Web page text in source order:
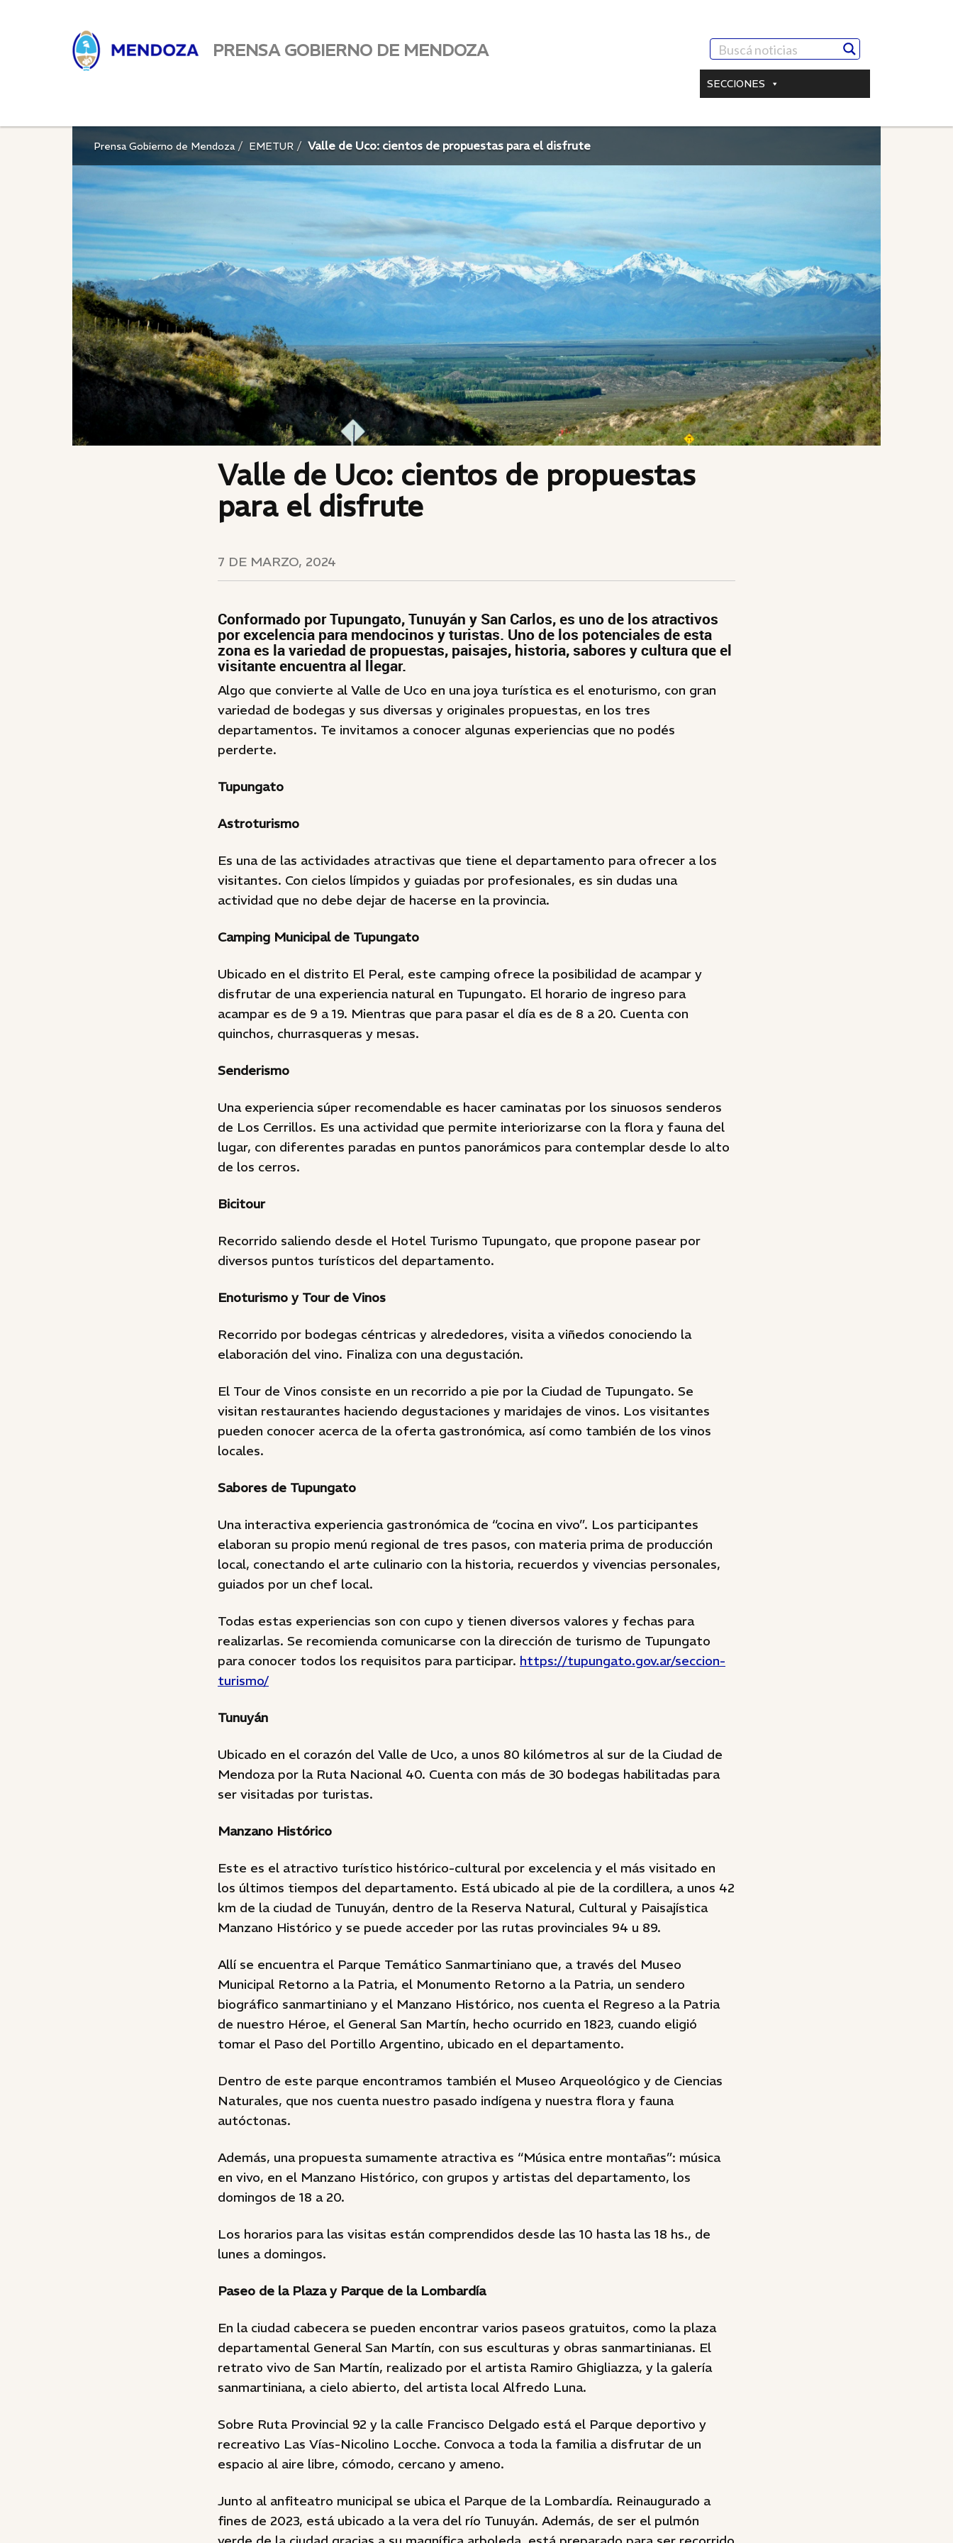
PRENSA GOBIERNO DE MENDOZA
SECCIONES
Prensa Gobierno de Mendoza EMETUR Valle de Uco: cientos de propuestas para el disfrute
Valle de Uco: cientos de propuestas
para el disfrute
7 DE MARZO, 2024
Conformado por Tupungato, Tunuyán y San Carlos, es uno de los atractivos
por excelencia para mendocinos y turistas. Uno de los potenciales de esta
zona es la variedad de propuestas, paisajes, historia, sabores y cultura que el
visitante encuentra al llegar.
Algo que convierte al Valle de Uco en una joya turística es el enoturismo, con gran
variedad de bodegas y sus diversas y originales propuestas, en los tres
departamentos. Te invitamos a conocer algunas experiencias que no podés
perderte.
Tupungato
Astroturismo
Es una de las actividades atractivas que tiene el departamento para ofrecer a los
visitantes. Con cielos límpidos y guiadas por profesionales, es sin dudas una
actividad que no debe dejar de hacerse en la provincia.
Camping Municipal de Tupungato
Ubicado en el distrito El Peral, este camping ofrece la posibilidad de acampar y
disfrutar de una experiencia natural en Tupungato. El horario de ingreso para
acampar es de 9 a 19. Mientras que para pasar el día es de 8 a 20. Cuenta con
quinchos, churrasqueras y mesas.
Senderismo
Una experiencia súper recomendable es hacer caminatas por los sinuosos senderos
de Los Cerrillos. Es una actividad que permite interiorizarse con la flora y fauna del
lugar, con diferentes paradas en puntos panorámicos para contemplar desde lo alto
de los cerros.
Bicitour
Recorrido saliendo desde el Hotel Turismo Tupungato, que propone pasear por
diversos puntos turísticos del departamento.
Enoturismo y Tour de Vinos
Recorrido por bodegas céntricas y alrededores, visita a viñedos conociendo la
elaboración del vino. Finaliza con una degustación.
El Tour de Vinos consiste en un recorrido a pie por la Ciudad de Tupungato. Se
visitan restaurantes haciendo degustaciones y maridajes de vinos. Los visitantes
pueden conocer acerca de la oferta gastronómica, así como también de los vinos
locales.
Sabores de Tupungato
Una interactiva experiencia gastronómica de “cocina en vivo”. Los participantes
elaboran su propio menú regional de tres pasos, con materia prima de producción
local, conectando el arte culinario con la historia, recuerdos y vivencias personales,
guiados por un chef local.
Todas estas experiencias son con cupo y tienen diversos valores y fechas para
realizarlas. Se recomienda comunicarse con la dirección de turismo de Tupungato
para conocer todos los requisitos para participar. https://tupungato.gov.ar/seccion-
turismo/
Tunuyán
Ubicado en el corazón del Valle de Uco, a unos 80 kilómetros al sur de la Ciudad de
Mendoza por la Ruta Nacional 40. Cuenta con más de 30 bodegas habilitadas para
ser visitadas por turistas.
Manzano Histórico
Este es el atractivo turístico histórico-cultural por excelencia y el más visitado en
los últimos tiempos del departamento. Está ubicado al pie de la cordillera, a unos 42
km de la ciudad de Tunuyán, dentro de la Reserva Natural, Cultural y Paisajística
Manzano Histórico y se puede acceder por las rutas provinciales 94 u 89.
Allí se encuentra el Parque Temático Sanmartiniano que, a través del Museo
Municipal Retorno a la Patria, el Monumento Retorno a la Patria, un sendero
biográfico sanmartiniano y el Manzano Histórico, nos cuenta el Regreso a la Patria
de nuestro Héroe, el General San Martín, hecho ocurrido en 1823, cuando eligió
tomar el Paso del Portillo Argentino, ubicado en el departamento.
Dentro de este parque encontramos también el Museo Arqueológico y de Ciencias
Naturales, que nos cuenta nuestro pasado indígena y nuestra flora y fauna
autóctonas.
Además, una propuesta sumamente atractiva es “Música entre montañas”: música
en vivo, en el Manzano Histórico, con grupos y artistas del departamento, los
domingos de 18 a 20.
Los horarios para las visitas están comprendidos desde las 10 hasta las 18 hs., de
lunes a domingos.
Paseo de la Plaza y Parque de la Lombardía
En la ciudad cabecera se pueden encontrar varios paseos gratuitos, como la plaza
departamental General San Martín, con sus esculturas y obras sanmartinianas. El
retrato vivo de San Martín, realizado por el artista Ramiro Ghigliazza, y la galería
sanmartiniana, a cielo abierto, del artista local Alfredo Luna.
Sobre Ruta Provincial 92 y la calle Francisco Delgado está el Parque deportivo y
recreativo Las Vías-Nicolino Locche. Convoca a toda la familia a disfrutar de un
espacio al aire libre, cómodo, cercano y ameno.
Junto al anfiteatro municipal se ubica el Parque de la Lombardía. Reinaugurado a
fines de 2023, está ubicado a la vera del río Tunuyán. Además, de ser el pulmón